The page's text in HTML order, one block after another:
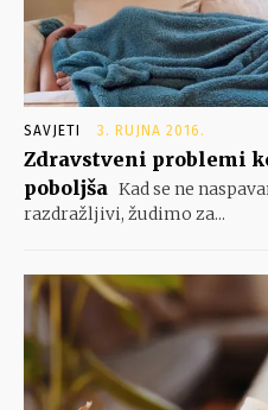
SAVJETI 3. RUJNA 2016.
Zdravstveni problemi
poboljša Kad se ne
razdražljivi, žudimo za...